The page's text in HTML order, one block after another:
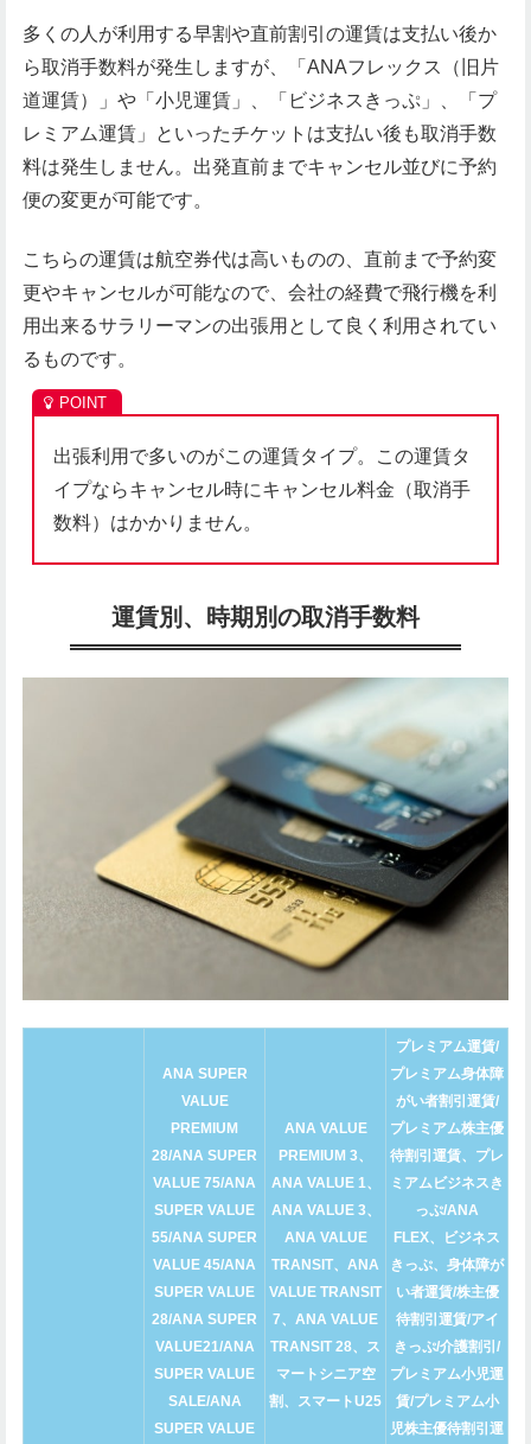
多くの人が利用する早割や直前割引の運賃は支払い後か
ら取消手数料が発生しますが、「ANAフレックス（旧片
道運賃）」や「小児運賃」、「ビジネスきっぷ」、「プ
レミアム運賃」といったチケットは支払い後も取消手数
料は発生しません。出発直前までキャンセル並びに予約
便の変更が可能です。
こちらの運賃は航空券代は高いものの、直前まで予約変
更やキャンセルが可能なので、会社の経費で飛行機を利
用出来るサラリーマンの出張用として良く利用されてい
るものです。
出張利用で多いのがこの運賃タイプ。この運賃タ
イプならキャンセル時にキャンセル料金（取消手
数料）はかかりません。
運賃別、時期別の取消手数料
ANA SUPER
VALUE
PREMIUM
28/ANA SUPER
VALUE 75/ANA
SUPER VALUE
55/ANA SUPER
VALUE 45/ANA
SUPER VALUE
28/ANA SUPER
VALUE21/ANA
SUPER VALUE
SALE/ANA
SUPER VALUE
ANA VALUE
PREMIUM 3、
ANA VALUE 1、
ANA VALUE 3、
ANA VALUE
TRANSIT、ANA
VALUE TRANSIT
7、ANA VALUE
TRANSIT 28、ス
マートシニア空
割、スマートU25
プレミアム運賃/
プレミアム身体障
がい者割引運賃/
プレミアム株主優
待割引運賃、プレ
ミアムビジネスき
っぷ/ANA
FLEX、ビジネス
きっぷ、身体障が
い者運賃/株主優
待割引運賃/アイ
きっぷ/介護割引/
プレミアム小児運
賃/プレミアム小
児株主優待割引運